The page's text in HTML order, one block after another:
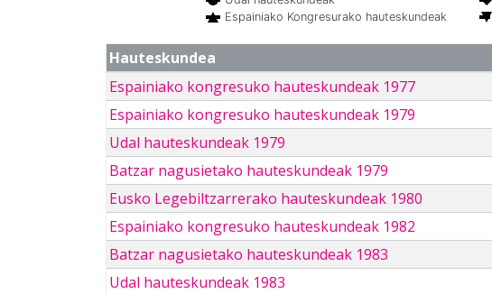
Espainiako Kongresurako hauteskundeak
Hauteskundea
Espainiako kongresuko hauteskundeak 1977
Espainiako kongresuko hauteskundeak 1979
Udal hauteskundeak 1979
Batzar nagusietako hauteskundeak 1979
Eusko Legebiltzarrerako hauteskundeak 1980
Espainiako kongresuko hauteskundeak 1982
Batzar nagusietako hauteskundeak 1983
Udal hauteskundeak 1983